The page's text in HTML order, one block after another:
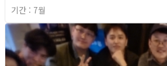
기간 : 7월